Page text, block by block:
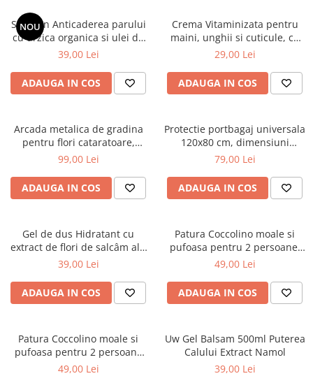
NOU
Sampon Anticaderea parului
cu urzica organica si ulei de
ricin Cosmeplant, 1000 ml
39,00 Lei
ADAUGA IN COS
Crema Vitaminizata pentru
maini, unghii si cuticule, cu
extracte de fructe de padure
29,00 Lei
ADAUGA IN COS
Arcada metalica de gradina
pentru flori cataratoare,
240x140x38 cm
99,00 Lei
ADAUGA IN COS
Protectie portbagaj universala
120x80 cm, dimensiuni
ajustabile, negru
79,00 Lei
ADAUGA IN COS
Gel de dus Hidratant cu
extract de flori de salcâm alb
organic Cosmeplant, 1000 ml
39,00 Lei
ADAUGA IN COS
Patura Coccolino moale si
pufoasa pentru 2 persoane,
200X230 cm, Verde
49,00 Lei
ADAUGA IN COS
Patura Coccolino moale si
pufoasa pentru 2 persoane
200X230 cm Bej
49,00 Lei
Uw Gel Balsam 500ml Puterea
Calului Extract Namol
39,00 Lei